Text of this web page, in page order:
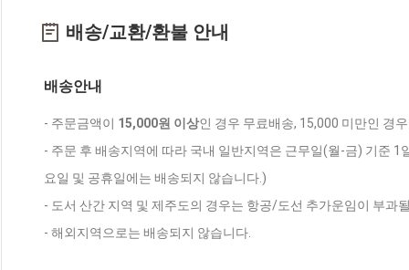
배송/교환/환불 안내
배송안내
- 주문금액이 15,000원 이상인 경우 무료배송, 15,000 미만인 경
- 주문 후 배송지역에 따라 국내 일반지역은 근무일(월-금) 기준
요일 및 공휴일에는 배송되지 않습니다.)
- 도서 산간 지역 및 제주도의 경우는 항공/도선 추가운임이 부과
- 해외지역으로는 배송되지 않습니다.